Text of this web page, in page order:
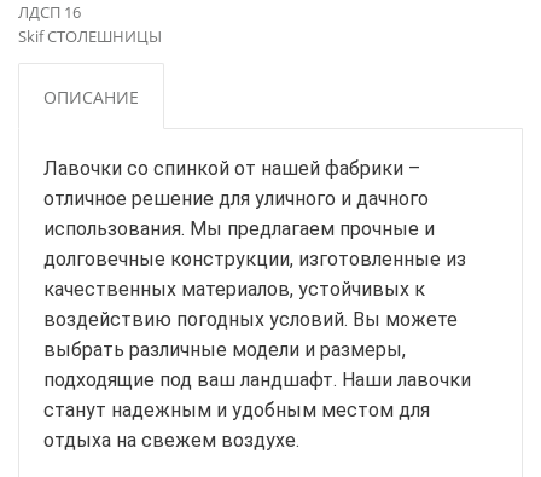
ЛДСП 16
Skif СТОЛЕШНИЦЫ
ОПИСАНИЕ
Лавочки со спинкой от нашей фабрики –
отличное решение для уличного и дачного
использования. Мы предлагаем прочные и
долговечные конструкции, изготовленные из
качественных материалов, устойчивых к
воздействию погодных условий. Вы можете
выбрать различные модели и размеры,
подходящие под ваш ландшафт. Наши лавочки
станут надежным и удобным местом для
отдыха на свежем воздухе.